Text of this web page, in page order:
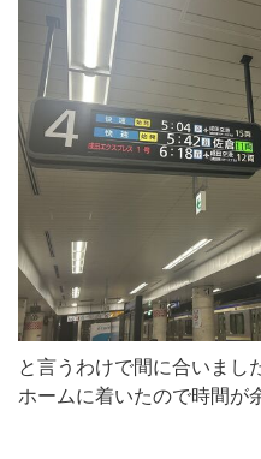
と言うわけで間に合いまし
ホームに着いたので時間が